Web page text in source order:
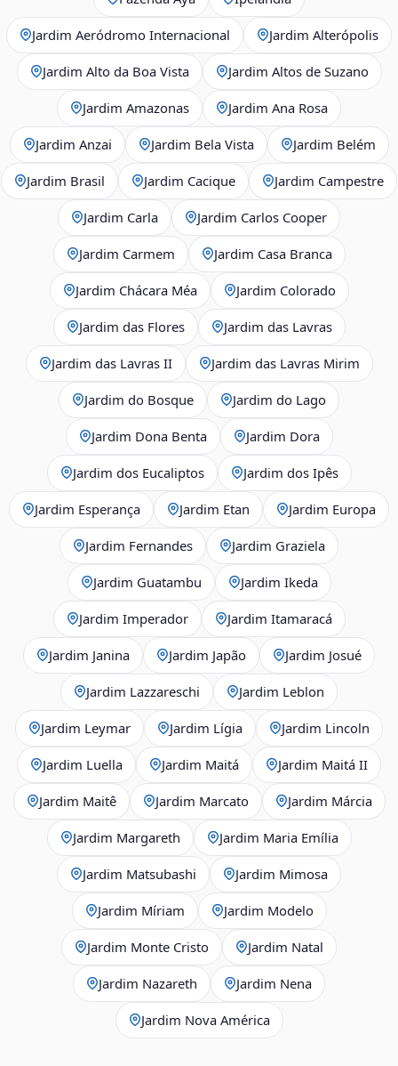
Jardim Aeródromo Internacional Jardim Alterópolis
Jardim Alto da Boa Vista Jardim Altos de Suzano
Jardim Amazonas Jardim Ana Rosa
Jardim Anzai Jardim Bela Vista Jardim Belém
Jardim Brasil Jardim Cacique Jardim Campestre
Jardim Carla Jardim Carlos Cooper
Jardim Carmem Jardim Casa Branca
Jardim Chácara Méa Jardim Colorado
Jardim das Flores Jardim das Lavras
Jardim das Lavras II Jardim das Lavras Mirim
Jardim do Bosque Jardim do Lago
Jardim Dona Benta Jardim Dora
Jardim dos Eucaliptos Jardim dos Ipês
Jardim Esperança Jardim Etan Jardim Europa
Jardim Fernandes Jardim Graziela
Jardim Guatambu Jardim Ikeda
Jardim Imperador Jardim Itamaracá
Jardim Janina Jardim Japão Jardim Josué
Jardim Lazzareschi Jardim Leblon
Jardim Leymar Jardim Lígia Jardim Lincoln
Jardim Luella Jardim Maitá Jardim Maitá II
Jardim Maitê Jardim Marcato Jardim Márcia
Jardim Margareth Jardim Maria Emília
Jardim Matsubashi Jardim Mimosa
Jardim Míriam Jardim Modelo
Jardim Monte Cristo Jardim Natal
Jardim Nazareth Jardim Nena
Jardim Nova América